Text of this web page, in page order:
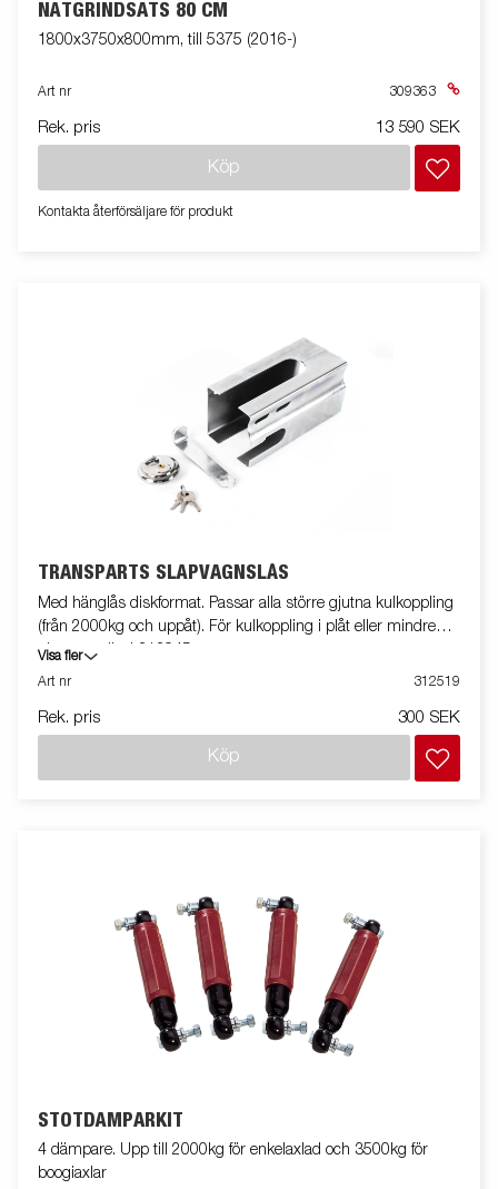
NÄTGRINDSATS 80 CM
1800x3750x800mm, till 5375 (2016-)
Art nr 309363
Rek. pris 13 590 SEK
Köp
Kontakta återförsäljare för produkt
TRANSPARTS SLÄPVAGNSLÅS
Med hänglås diskformat. Passar alla större gjutna kulkoppling
(från 2000kg och uppåt). För kulkoppling i plåt eller mindre
gjutna använd 313945
Visa fler
Art nr
312519
Rek. pris 300 SEK
Köp
STÖTDÄMPARKIT
4 dämpare. Upp till 2000kg för enkelaxlad och 3500kg för
boogiaxlar